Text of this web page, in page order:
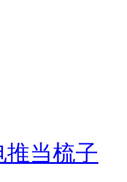
公正
推当梳子